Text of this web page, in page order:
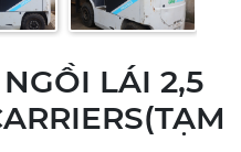
LÁI 2,5